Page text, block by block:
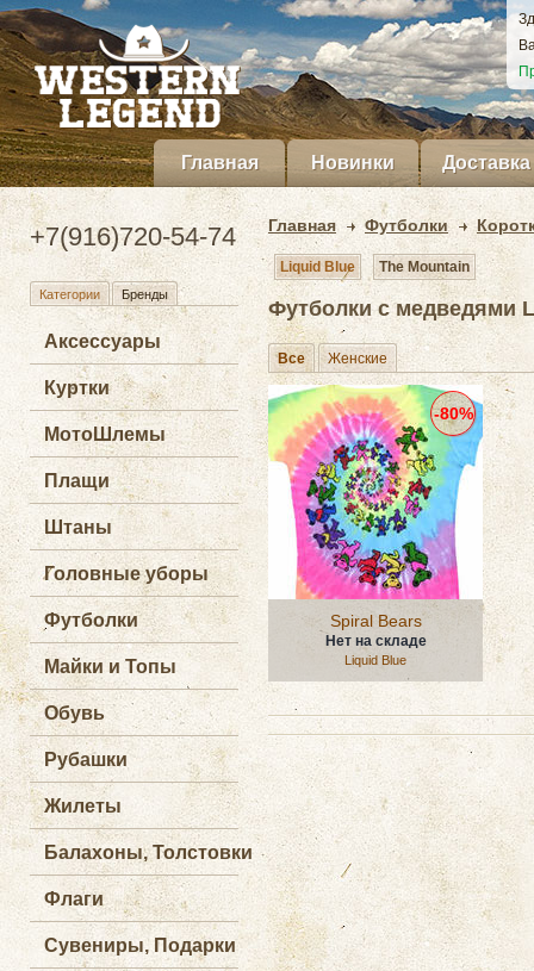
Главная Новинки Доставка
+7(916)720-54-74
Категории Бренды
Аксессуары
Куртки
МотоШлемы
Плащи
Штаны
Головные уборы
Футболки
Майки и Топы
Обувь
Рубашки
Жилеты
Балахоны, Толстовки
Флаги
Сувениры, Подарки
Главная Футболки
Liquid Blue The Mountain
Футболки с медведями
Все Женские
Spiral Bears
Нет на складе
Liquid Blue
-80%